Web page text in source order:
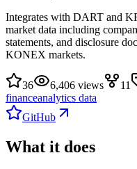
Integrates with DART and
market data including
statements, and disclosure
KONEX markets.
36 6,406 views 11
financeanalytics data
GitHub
What it does